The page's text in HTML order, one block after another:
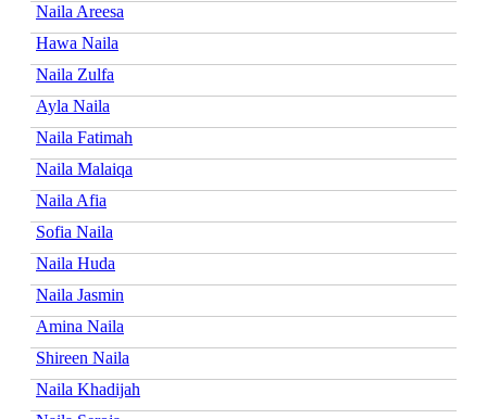
Naila Areesa
Hawa Naila
Naila Zulfa
Ayla Naila
Naila Fatimah
Naila Malaiqa
Naila Afia
Sofia Naila
Naila Huda
Naila Jasmin
Amina Naila
Shireen Naila
Naila Khadijah